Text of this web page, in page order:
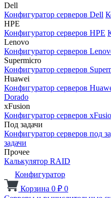
Dell
Конфигуратор серверов Dell
HPE
Конфигуратор серверов HPE
Lenovo
Конфигуратор серверов
Supermicro
Конфигуратор серверов
Huawei
Конфигуратор серверов
Dorado
xFusion
Конфигуратор серверов
Под задачи
Конфигуратор серверов под
задачи
Прочее
Калькулятор RAID
Конфигуратор
Корзина 0 ₽ 0